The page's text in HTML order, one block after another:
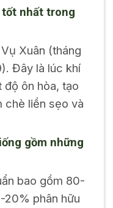
tốt nhất trong
Xuân (tháng
Đây là lúc khí
độ ôn hòa, tạo
chè liền sẹo và
gồm những
bao gồm 80-
20% phân hữu